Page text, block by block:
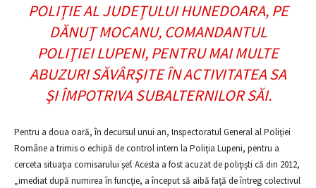
POLIŢIE AL JUDEŢULUI HUNEDOARA, PE
DĂNUŢ MOCANU, COMANDANTUL
POLIŢIEI LUPENI, PENTRU MAI MULTE
ABUZURI SĂVÂRŞITE ÎN ACTIVITATEA SA
ŞI ÎMPOTRIVA SUBALTERNILOR SĂI.
Pentru a doua oară, în decursul unui an, Inspectoratul General al Poliţiei
Române a trimis o echipă de control intern la Poliţia Lupeni, pentru a
cerceta situaţia comisarului şef. Acesta a fost acuzat de poliţişti că din 2012,
„imediat după numirea în funcţie, a început să aibă faţă de întreg colectivul